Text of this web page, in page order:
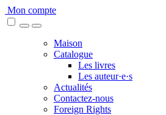
Skip
to
Mon compte
Maison
Catalogue
Les livres
Les auteur·e·s
Actualités
Contactez-nous
Foreign Rights